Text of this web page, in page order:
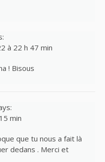
à 22 h 47 min
! Bisous
min
que tu nous a fait là
dedans . Merci et